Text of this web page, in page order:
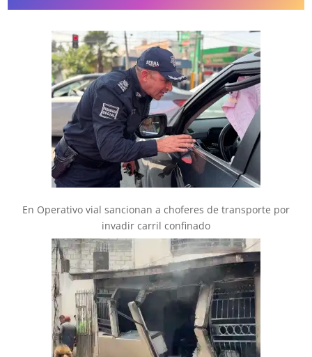
En Operativo vial sancionan a choferes de transporte por
invadir carril confinado